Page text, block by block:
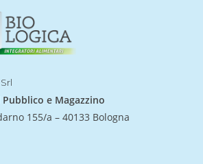
e Magazzino
155/a – 40133 Bologna